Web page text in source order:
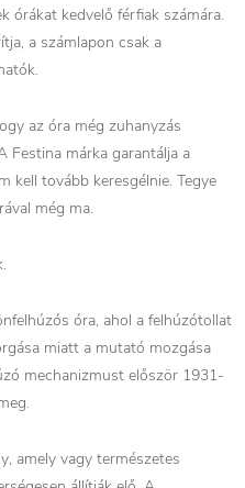
órákat kedvelő férfiak számára.
a számlapon csak a
az óra még zuhanyzás
Festina márka garantálja a
kell tovább keresgélnie. Tegye
még ma.
óra, ahol a felhúzótollat
miatt a mutató mozgása
mechanizmust először 1931-
amely vagy természetes